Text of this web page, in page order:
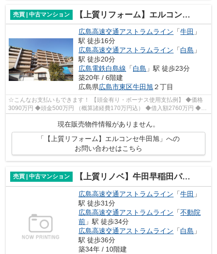
売買 | 中古マンション 【上質リフォーム】エルコンセ牛田旭
広島高速交通アストラムライン 「牛田 」
駅 徒歩16分
広島高速交通アストラムライン 「白島 」
駅 徒歩20分
広島電鉄白島線 「白島 」駅 徒歩23分
築20年 / 6階建
広島県広島市東区牛田旭２丁目
☆こんなお支払いもできます！ 【頭金有り・ボーナス使用支払例】 ◆価格
3090万円 ◆頭金500万円 （概算諸経費170万円込） ◆借入額2760万円 ◆年
現在販売物件情報がありません。
「【上質リフォーム】エルコンセ牛田旭」への
お問い合わせはこちら
売買 | 中古マンション 【上質リノベ】牛田早稲田パークホームズ
広島高速交通アストラムライン 「牛田 」
駅 徒歩31分
広島高速交通アストラムライン 「不動院
前 」駅 徒歩34分
広島高速交通アストラムライン 「白島 」
駅 徒歩36分
築34年 / 10階建